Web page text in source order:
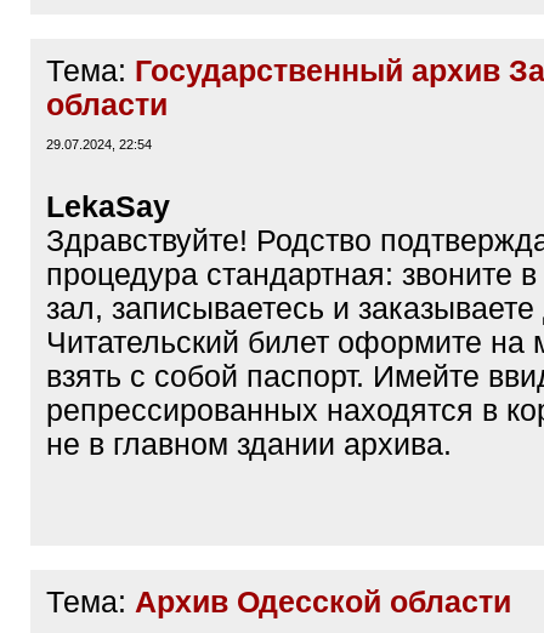
Тема: Государственный архив
области
29.07.2024, 22:54
LekaSay
Здравствуйте! Родство
процедура стандартная: звоните
зал, записываетесь и
Читательский билет оформите на
взять с собой паспорт. Имейте
репрессированных находятся в
не в главном здании архива.
Тема: Архив Одесской области